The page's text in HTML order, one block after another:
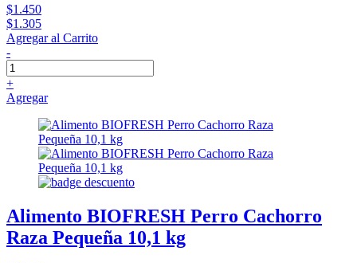
$1.450
$1.305
Agregar al Carrito
-
+
Agregar
Alimento BIOFRESH Perro Cachorro
Raza Pequeña 10,1 kg